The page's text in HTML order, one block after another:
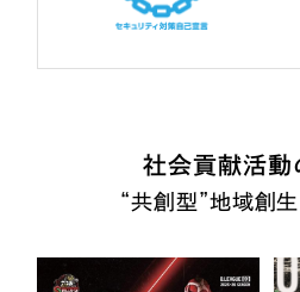
社会貢献活動
“共創型”地域創生